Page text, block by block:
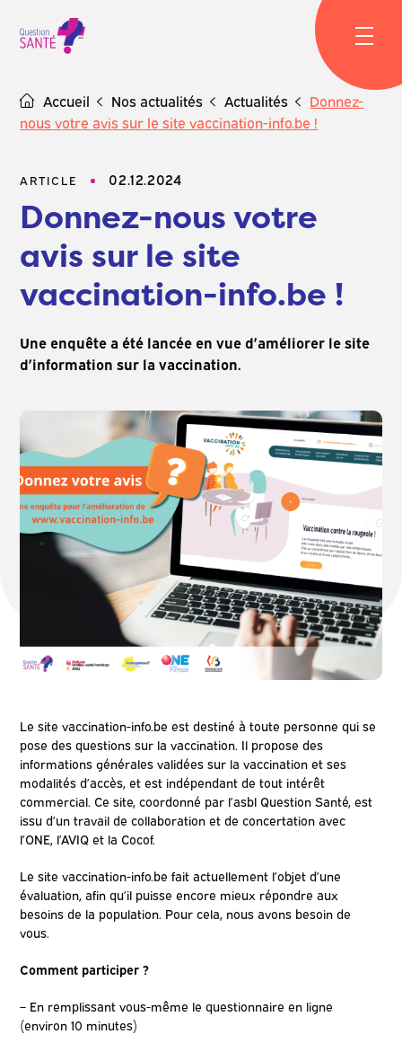
content
Accueil Nos actualités Actualités
Donnez-
nous votre avis sur le site vaccination-info.be !
ARTICLE 02.12.2024
Donnez-nous votre
avis sur le site
vaccination-info.be !
Une enquête a été lancée en vue d’améliorer le site
d’information sur la vaccination.
Le site vaccination-info.be est destiné à toute personne qui se
pose des questions sur la vaccination. Il propose des
informations générales validées sur la vaccination et ses
modalités d’accès, et est indépendant de tout intérêt
commercial. Ce site, coordonné par l’asbl Question Santé, est
issu d’un travail de collaboration et de concertation avec
l’ONE, l’AVIQ et la Cocof.
Le site vaccination-info.be fait actuellement l’objet d’une
évaluation, afin qu’il puisse encore mieux répondre aux
besoins de la population. Pour cela, nous avons besoin de
vous.
Comment participer ?
– En remplissant vous-même le questionnaire en ligne
(environ 10 minutes)